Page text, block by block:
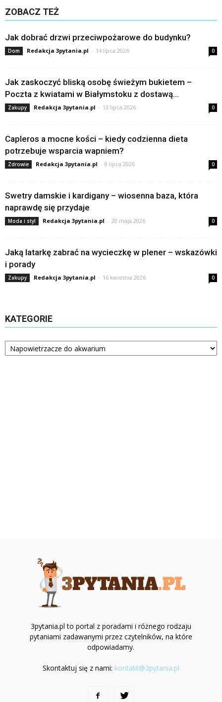
ZOBACZ TEŻ
Jak dobrać drzwi przeciwpożarowe do budynku?
Dom Redakcja 3pytania.pl - 14 lipca 2026 0
Jak zaskoczyć bliską osobę świeżym bukietem –
Poczta z kwiatami w Białymstoku z dostawą...
Zakupy Redakcja 3pytania.pl - 13 lipca 2026 0
Capleros a mocne kości – kiedy codzienna dieta
potrzebuje wsparcia wapniem?
Zdrowie Redakcja 3pytania.pl - 8 lipca 2026 0
Swetry damskie i kardigany – wiosenna baza, która
naprawdę się przydaje
Moda i styl Redakcja 3pytania.pl - 20 maja 2026 0
Jaką latarkę zabrać na wycieczkę w plener – wskazówki
i porady
Zakupy Redakcja 3pytania.pl - 16 kwietnia 2026 0
KATEGORIE
Kategorie
3pytania.pl to portal z poradami i różnego rodzaju
pytaniami zadawanymi przez czytelników, na które
odpowiadamy.
Skontaktuj się z nami: kontakt@3pytania.pl